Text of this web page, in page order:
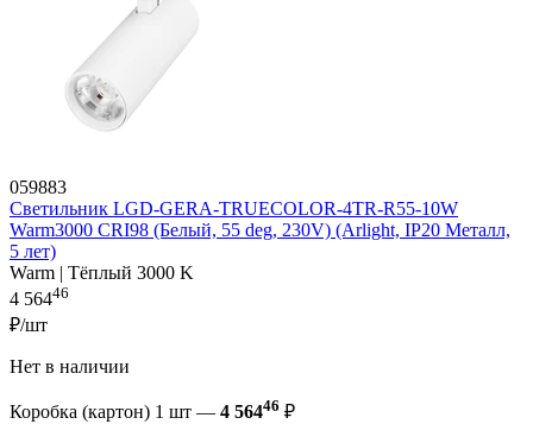
059883
Светильник LGD-GERA-TRUECOLOR-4TR-R55-10W
Warm3000 CRI98 (Белый, 55 deg, 230V) (Arlight, IP20 Металл,
5 лет)
Warm | Тёплый 3000 K
4 56446
₽/шт
Нет в наличии
Коробка (картон) 1 шт — 4 56446 ₽